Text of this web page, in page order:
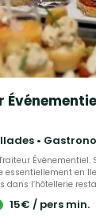
en Ile-de-
dans l’hôtellerie
propose une
ou
15€ / pers min.